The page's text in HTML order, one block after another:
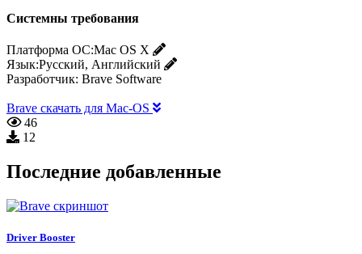
Системны требования
Платформа ОС:Mac OS X
Язык:Русский, Английский
Разработчик: Brave Software
Brave скачать для Mac-OS
46
12
Последние добавленные
Driver Booster